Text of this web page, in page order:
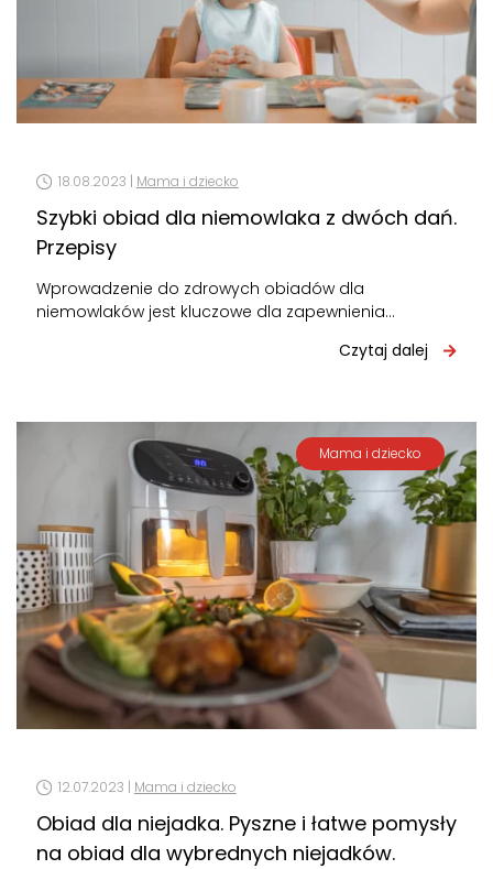
18.08.2023 | Mama i dziecko
Szybki obiad dla niemowlaka z dwóch dań.
Przepisy
Wprowadzenie do zdrowych obiadów dla
niemowlaków jest kluczowe dla zapewnienia
Przygotowanie odpowiednich posiłków dlaCzytaj dalej
Mama i dziecko
12.07.2023 | Mama i dziecko
Obiad dla niejadka. Pyszne i łatwe pomysły
na obiad dla wybrednych niejadków.